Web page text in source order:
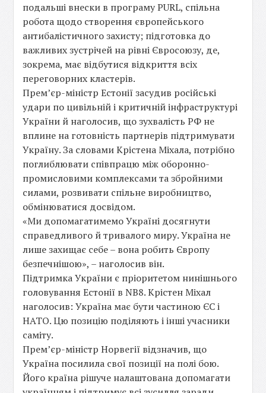
подальші внески в програму PURL, спільна
робота щодо створення європейського
антибалістичного захисту; підготовка до
важливих зустрічей на рівні Євросоюзу, де,
зокрема, має відбутися відкриття всіх
переговорних кластерів.
Прем’єр-міністр Естонії засудив російські
удари по цивільній і критичній інфраструктурі
України й наголосив, що зухвалість РФ не
вплине на готовність партнерів підтримувати
Україну. За словами Крістена Міхала, потрібно
поглиблювати співпрацю між оборонно-
промисловими комплексами та збройними
силами, розвивати спільне виробництво,
обмінюватися досвідом.
«Ми допомагатимемо Україні досягнути
справедливого й тривалого миру. Україна не
лише захищає себе – вона робить Європу
безпечнішою», – наголосив він.
Підтримка України є пріоритетом нинішнього
головування Естонії в NB8. Крістен Міхал
наголосив: Україна має бути частиною ЄС і
НАТО. Цю позицію поділяють і інші учасники
саміту.
Прем’єр-міністр Норвегії відзначив, що
Україна посилила свої позиції на полі бою.
Його країна рішуче налаштована допомагати